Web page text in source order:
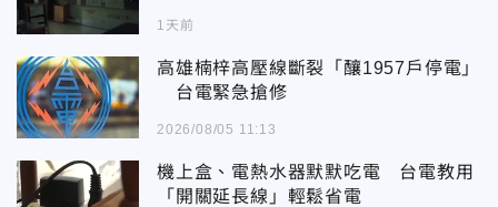
1天前
高雄楠梓高壓線斷裂「釀1957戶停電」
台電緊急搶修
2026/08/05 11:13
機上盒、電熱水器默默吃電 台電教用
「開關延長線」輕鬆省電